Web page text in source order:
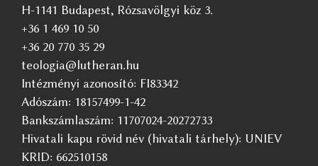
H-1141 Budapest, Rózsavölgyi köz 3.
+36 1 469 10 50
+36 20 770 35 29
teologia@lutheran.hu
Intézményi azonosító: FI83342
Adószám: 18157499-1-42
Bankszámlaszám: 11707024-20272733
Hivatali kapu rövid név (hivatali tárhely): UNIEV
KRID: 662510158